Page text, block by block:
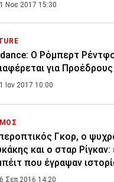
Νοε 2017 15:30
Ο Ρόμπερτ
για Προέδρους
Ιαν 2017 10:00
Γκορ, ο
και ο σταρ Ρίγκαν:
που έγραψαν
Σεπ 2016 14:20